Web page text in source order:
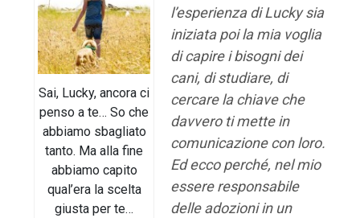
Sai, Lucky, ancora ci
penso a te… So che
abbiamo sbagliato
tanto. Ma alla fine
abbiamo capito
qual’era la scelta
giusta per te…
l’esperienza di Lucky sia
iniziata poi la mia voglia
di capire i bisogni dei
cani, di studiare, di
cercare la chiave che
davvero ti mette in
comunicazione con loro.
Ed ecco perché, nel mio
essere responsabile
delle adozioni in un